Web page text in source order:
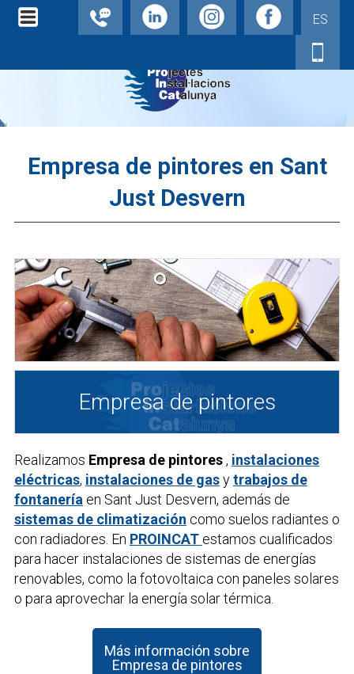
ES
Empresa de pintores en Sant
Just Desvern
Empresa de pintores
Realizamos Empresa de pintores, instalaciones
eléctricas, instalaciones de gasytrabajos de
fontanería en Sant Just Desvern, además de
sistemas de climatización como suelos radiantes o
con radiadores. En PROINCAT estamos cualificados
para hacer instalaciones de sistemas de energías
renovables, como la fotovoltaica con paneles solares
o para aprovechar la energía solar térmica.
Más información sobre
Empresa de pintores